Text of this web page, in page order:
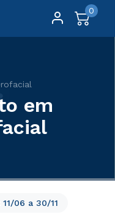
0
em
11/06 a 30/11